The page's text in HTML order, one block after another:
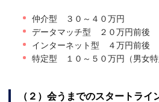
仲介型 ３０～４０万円
データマッチ型 ２０万円前後
インターネット型 ４万円前後
特定型 １０～５０万円（男女特
（２）会うまでのスタートライ